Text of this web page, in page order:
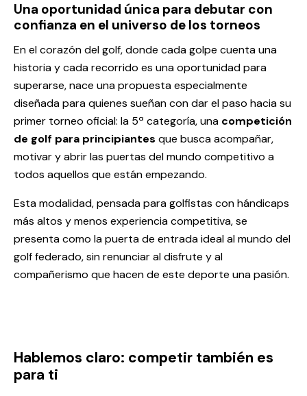
Una oportunidad única para debutar con
confianza en el universo de los torneos
En el corazón del golf, donde cada golpe cuenta una
historia y cada recorrido es una oportunidad para
superarse, nace una propuesta especialmente
diseñada para quienes sueñan con dar el paso hacia su
primer torneo oficial: la 5ª categoría, una competición
de golf para principiantes que busca acompañar,
motivar y abrir las puertas del mundo competitivo a
todos aquellos que están empezando.
Esta modalidad, pensada para golfistas con hándicaps
más altos y menos experiencia competitiva, se
presenta como la puerta de entrada ideal al mundo del
golf federado, sin renunciar al disfrute y al
compañerismo que hacen de este deporte una pasión.
Hablemos claro: competir también es
para ti